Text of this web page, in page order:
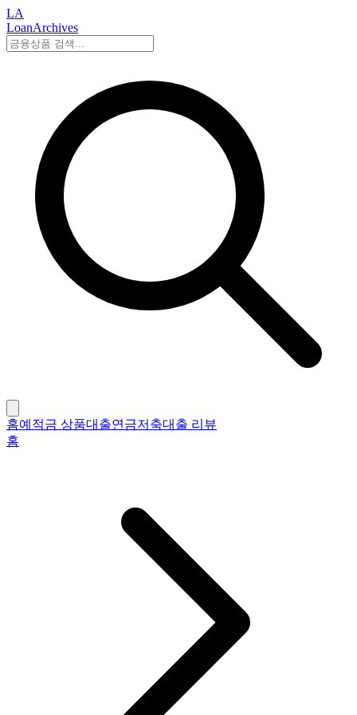
LA
LoanArchives
홈예적금 상품대출연금저축대출 리뷰
홈